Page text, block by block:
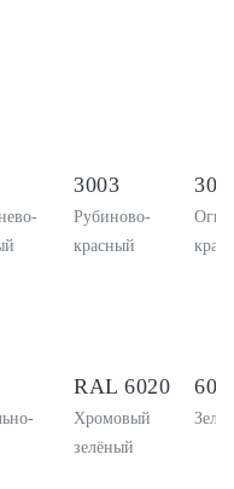
3003
Рубиново-
красный
RAL 6020
Хромовый
зелёный